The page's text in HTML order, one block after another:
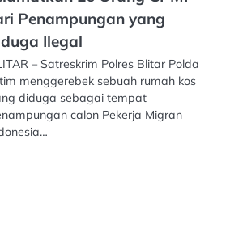
Penampungan yang
Ilegal
– Satreskrim Polres Blitar Polda
menggerebek sebuah rumah kos
diduga sebagai tempat
calon Pekerja Migran